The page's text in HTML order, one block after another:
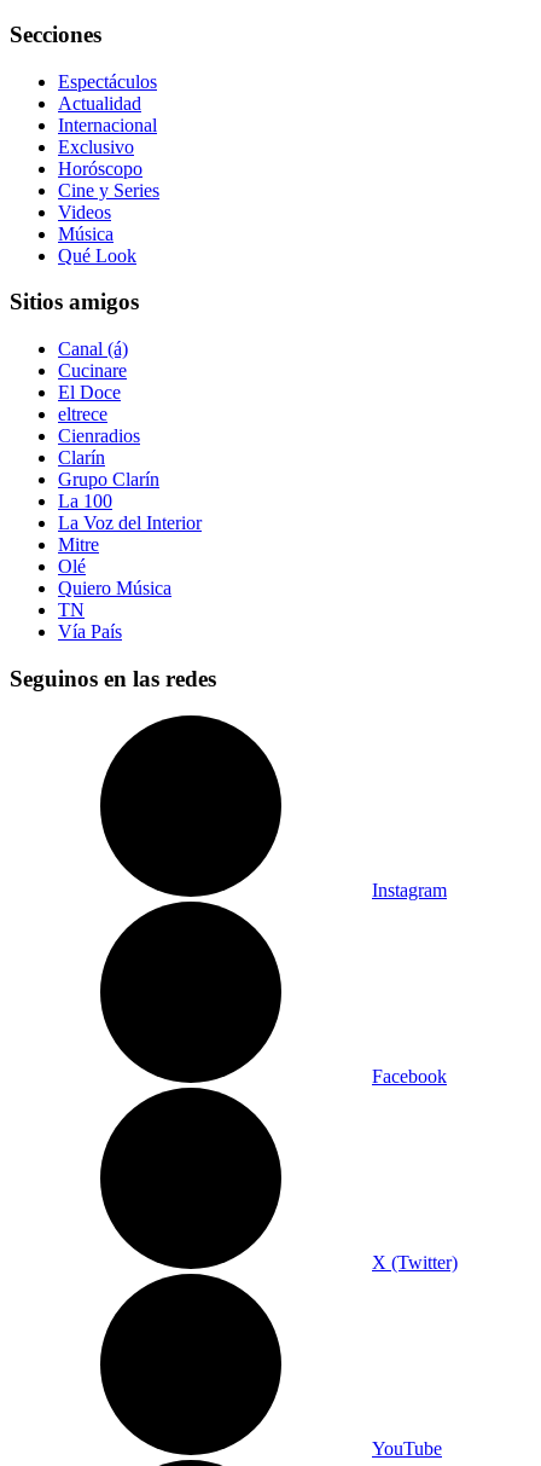
Secciones
Espectáculos
Actualidad
Internacional
Exclusivo
Horóscopo
Cine y Series
Videos
Música
Qué Look
Sitios amigos
Canal (á)
Cucinare
El Doce
eltrece
Cienradios
Clarín
Grupo Clarín
La 100
La Voz del Interior
Mitre
Olé
Quiero Música
TN
Vía País
Seguinos en las redes
Instagram
Facebook
X (Twitter)
YouTube